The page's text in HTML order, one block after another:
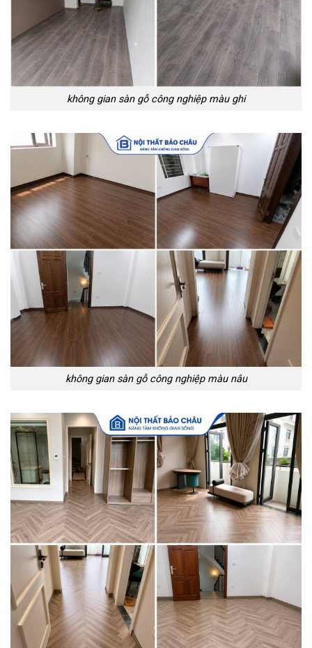
không gian sàn gỗ công nghiệp màu ghi
không gian sàn gỗ công nghiệp màu nâu